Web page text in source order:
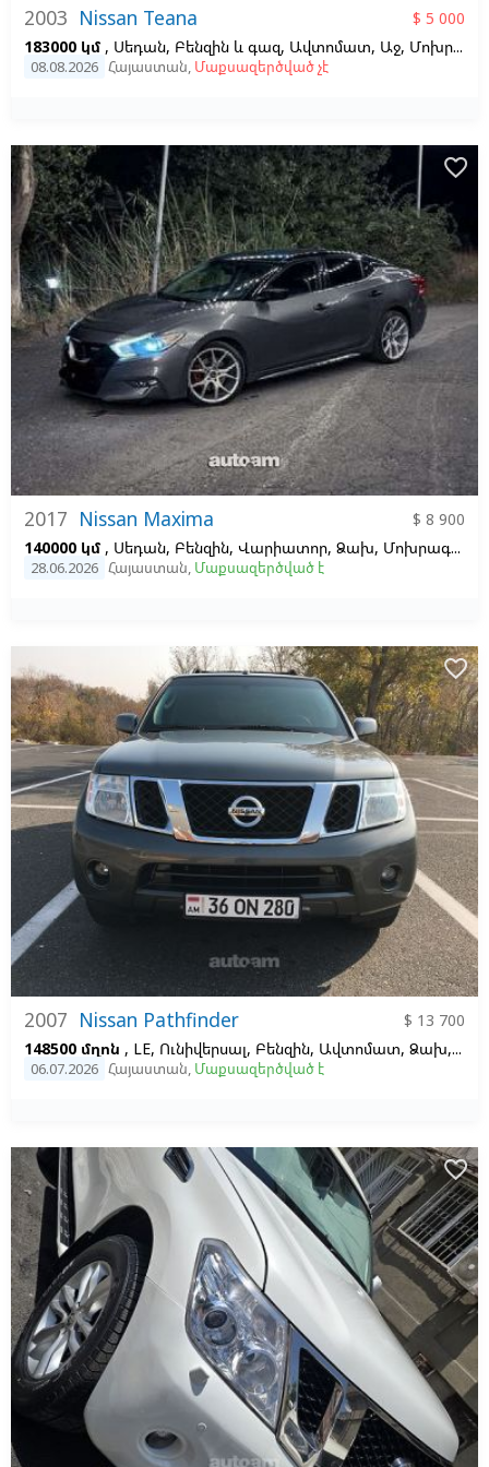
2003 Nissan Teana
$ 5 000
183000 կմ , Սեդան, Բենզին և գազ, Ավտոմատ, Աջ, Մոխրագույն,
08.08.2026 Հայաստան, Մաքսազերծված չէ
2017 Nissan Maxima
$ 8 900
140000 կմ , Սեդան, Բենզին, Վարիատոր, Ձախ, Մոխրագույն,
28.06.2026 Հայաստան, Մաքսազերծված է
favorite_border
2007 Nissan Pathfinder
$ 13 700
148500 մղոն , LE, Ունիվերսալ, Բենզին, Ավտոմատ, Ձախ,
06.07.2026 Հայաստան, Մաքսազերծված է
favorite_border
favorite_border